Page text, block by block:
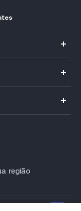
região